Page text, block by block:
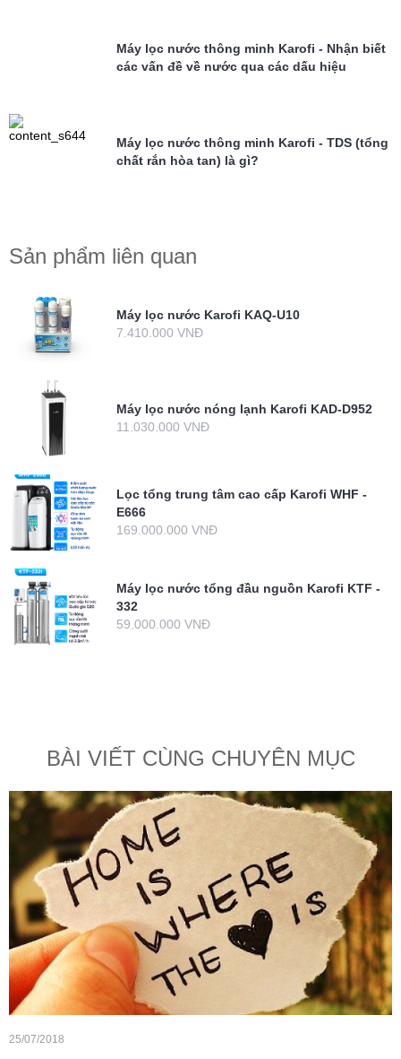
Máy lọc nước thông minh Karofi - Nhận biết
các vấn đề về nước qua các dấu hiệu
Máy lọc nước thông minh Karofi - TDS (tổng
chất rắn hòa tan) là gì?
Sản phẩm liên quan
Máy lọc nước Karofi KAQ-U10
7.410.000 VNĐ
Máy lọc nước nóng lạnh Karofi KAD-D952
11.030.000 VNĐ
Lọc tổng trung tâm cao cấp Karofi WHF -
E666
169.000.000 VNĐ
Máy lọc nước tổng đầu nguồn Karofi KTF -
332
59.000.000 VNĐ
BÀI VIẾT CÙNG CHUYÊN MỤC
25/07/2018